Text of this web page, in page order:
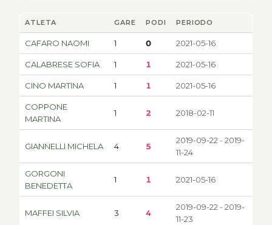
ATLETA GARE PODI PERIODO
CAFARO NAOMI 1 0 2021-05-16
CALABRESE SOFIA 1 1 2021-05-16
CINO MARTINA 1 1 2021-05-16
COPPONE
MARTINA
1 2 2018-02-11
GIANNELLI MICHELA 4 5
2019-09-22 - 2019-
11-24
GORGONI
BENEDETTA
1 1 2021-05-16
MAFFEI SILVIA 3 4
2019-09-22 - 2019-
11-23